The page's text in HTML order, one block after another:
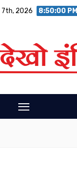
7th, 2026 8:50:01 PM